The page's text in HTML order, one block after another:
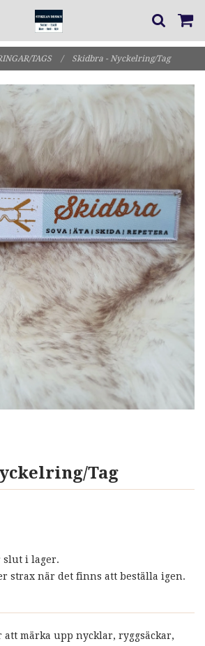
TAGS / Skidbra - Nyckelring/Tag
Tag
slut i lager.
strax när det finns att beställa igen.
att märka upp nycklar, ryggsäckar,